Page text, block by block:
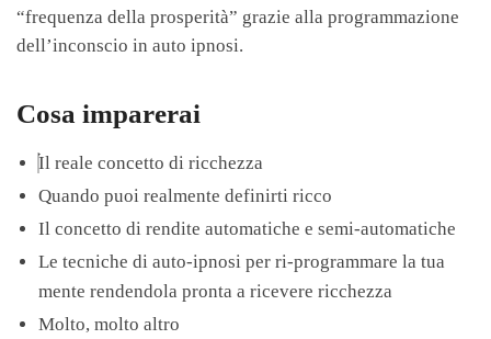
“frequenza della prosperità” grazie alla programmazione
dell’inconscio in auto ipnosi.
Cosa imparerai
Il reale concetto di ricchezza
Quando puoi realmente definirti ricco
Il concetto di rendite automatiche e semi-automatiche
Le tecniche di auto-ipnosi per ri-programmare la tua
mente rendendola pronta a ricevere ricchezza
Molto, molto altro